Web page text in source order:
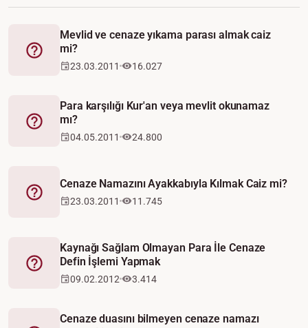
Fetva
Mevlid ve cenaze yıkama parası almak caiz
mi?
23.03.2011 16.027
Fetva
Para karşılığı Kur'an veya mevlit okunamaz
mı?
04.05.2011 24.800
Fetva
Cenaze Namazını Ayakkabıyla Kılmak Caiz mi?
23.03.2011 11.745
Fetva
Kaynağı Sağlam Olmayan Para İle Cenaze
Defin İşlemi Yapmak
09.02.2012 3.414
Cenaze duasını bilmeyen cenaze namazı